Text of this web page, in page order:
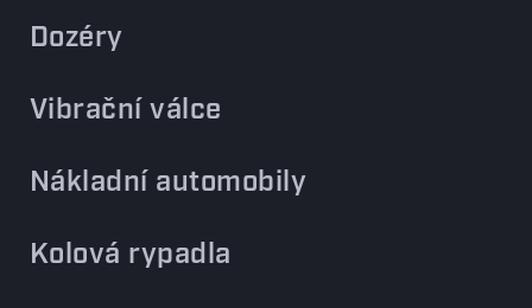
Dozéry
Vibrační válce
Nákladní automobily
Kolová rypadla